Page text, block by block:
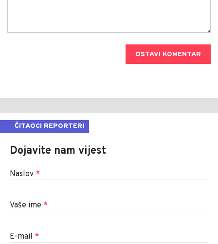
OSTAVI KOMENTAR
ČITAOCI REPORTERI
Dojavite nam vijest
Naslov *
Vaše ime *
E-mail *